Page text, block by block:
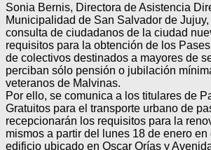
Sonia Bernis, Directora de Asistencia
Municipalidad de San Salvador de
consulta de ciudadanos de la ciudad
requisitos para la obtención de los
de colectivos destinados a mayores de
perciban sólo pensión o jubilación
veteranos de Malvinas.
Por ello, se comunica a los titulares de
Gratuitos para el transporte urbano de
recepcionarán los requisitos para la
mismos a partir del lunes 18 de enero en
edificio ubicado en Oscar Orías y